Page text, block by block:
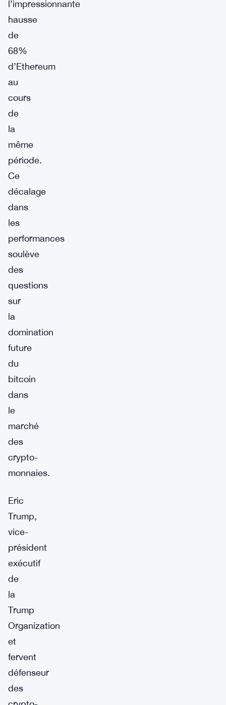
l’impressionnante
hausse
de
68%
d’Ethereum
au
cours
de
la
même
période.
Ce
décalage
dans
les
performances
soulève
des
questions
sur
la
domination
future
du
bitcoin
dans
le
marché
des
crypto-
monnaies.
Eric
Trump,
vice-
président
exécutif
de
la
Trump
Organization
et
fervent
défenseur
des